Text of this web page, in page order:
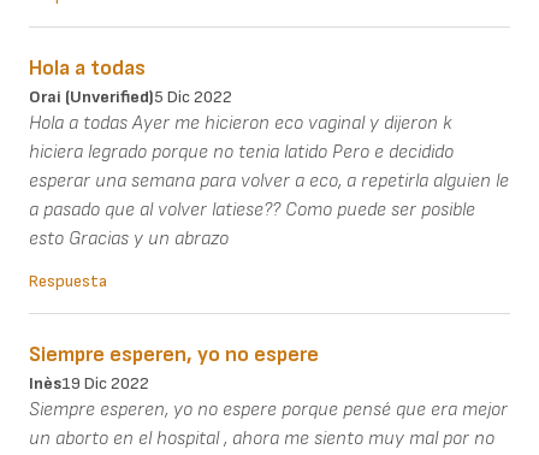
Hola a todas
Orai (unverified)5 Dic 2022
Hola a todas Ayer me hicieron eco vaginal y dijeron k
hiciera legrado porque no tenia latido Pero e decidido
esperar una semana para volver a eco, a repetirla alguien le
a pasado que al volver latiese?? Como puede ser posible
esto Gracias y un abrazo
Respuesta
Siempre esperen, yo no espere
Inès19 Dic 2022
Siempre esperen, yo no espere porque pensé que era mejor
un aborto en el hospital , ahora me siento muy mal por no